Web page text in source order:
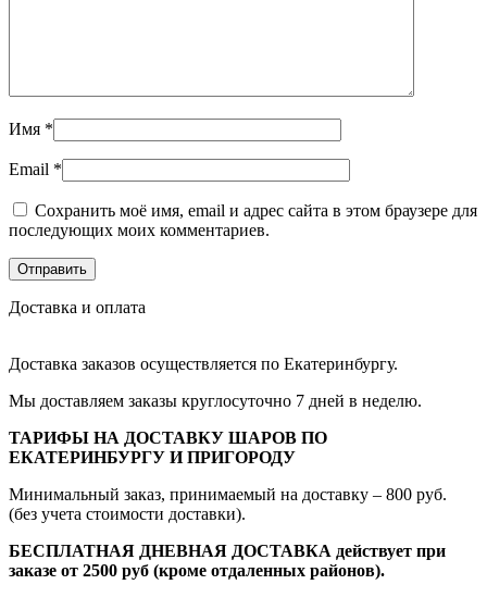
Имя *
Email *
Сохранить моё имя, email и адрес сайта в этом браузере для
последующих моих комментариев.
Доставка и оплата
Доставка заказов осуществляется по Екатеринбургу.
Мы доставляем заказы круглосуточно 7 дней в неделю.
ТАРИФЫ НА ДОСТАВКУ ШАРОВ ПО
ЕКАТЕРИНБУРГУ И ПРИГОРОДУ
Минимальный заказ, принимаемый на доставку – 800 руб.
(без учета стоимости доставки).
БЕСПЛАТНАЯ ДНЕВНАЯ ДОСТАВКА действует при
заказе от 2500 руб (кроме отдаленных районов).